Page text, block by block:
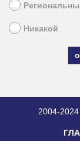
Никакой
2004-